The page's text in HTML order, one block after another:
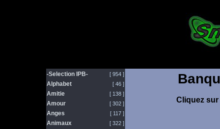
Cliquez
-Selection IPB- [ 954 ]
Alphabet [ 46 ]
Amitie [ 138 ]
Amour [ 302 ]
Anges [ 117 ]
Animaux [ 322 ]